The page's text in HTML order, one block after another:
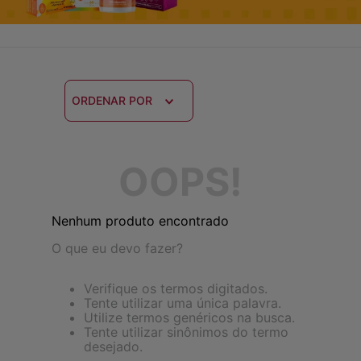
ORDENAR POR
Nenhum produto encontrado
O que eu devo fazer?
Verifique os termos digitados.
Tente utilizar uma única palavra.
Utilize termos genéricos na busca.
Tente utilizar sinônimos do termo
desejado.